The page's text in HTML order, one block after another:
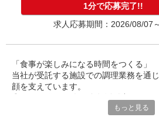
1分で応募完了!!
求人応募期間：2026/08/07
「食事が楽しみになる時間をつくる」
当社が受託する施設での調理業務を通
顔を支えています。
調理師としての経験を活かし、安定し
もっと見る